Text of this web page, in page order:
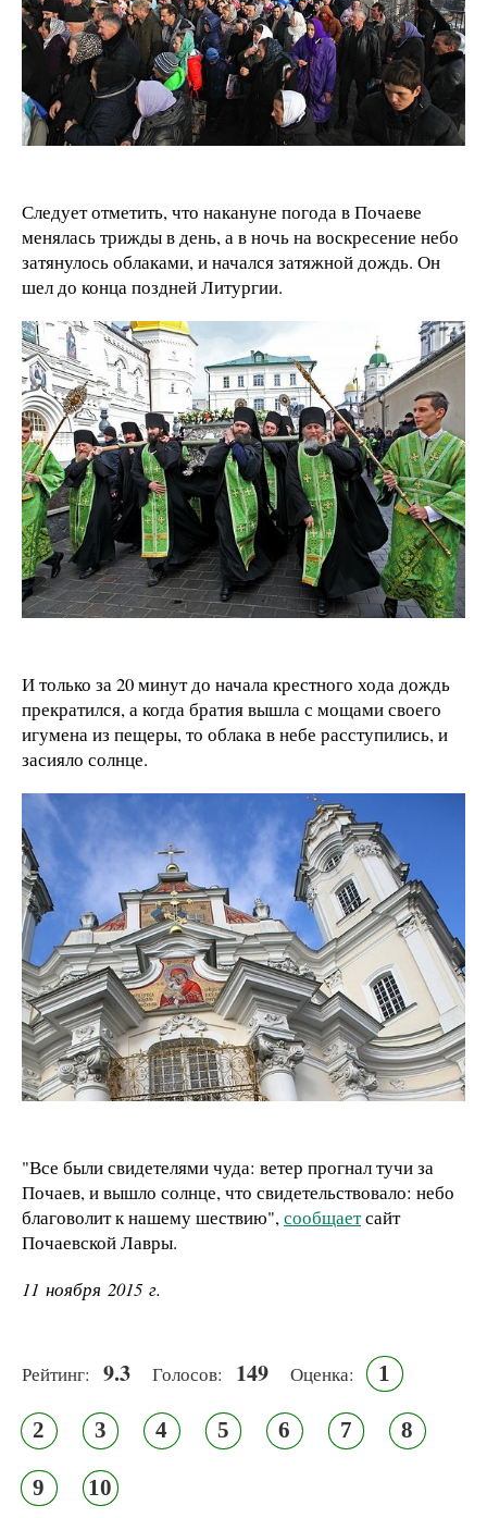
Следует отметить, что накануне погода в Почаеве
менялась трижды в день, а в ночь на воскресение небо
затянулось облаками, и начался затяжной дождь. Он
шел до конца поздней Литургии.
И только за 20 минут до начала крестного хода дождь
прекратился, а когда братия вышла с мощами своего
игумена из пещеры, то облака в небе расступились, и
засияло солнце.
"Все были свидетелями чуда: ветер прогнал тучи за
Почаев, и вышло солнце, что свидетельствовало: небо
благоволит к нашему шествию",сообщаетсайт
Почаевской Лавры.
11 ноября 2015 г.
Рейтинг: 9.3 Голосов: 149 Оценка: 1
2 3 4 5 6 7 8
9 10